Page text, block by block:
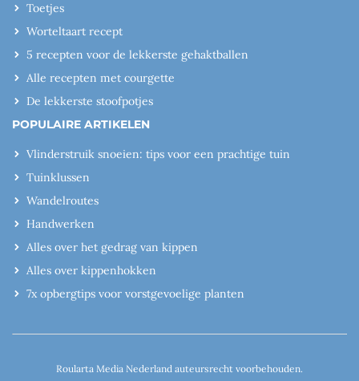
Toetjes
Worteltaart recept
5 recepten voor de lekkerste gehaktballen
Alle recepten met courgette
De lekkerste stoofpotjes
POPULAIRE ARTIKELEN
Vlinderstruik snoeien: tips voor een prachtige tuin
Tuinklussen
Wandelroutes
Handwerken
Alles over het gedrag van kippen
Alles over kippenhokken
7x opbergtips voor vorstgevoelige planten
Roularta Media Nederland auteursrecht voorbehouden.